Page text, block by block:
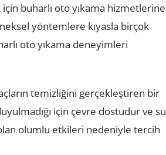
için buharlı oto yıkama hizmetlerine
yöntemlere kıyasla birçok
oto yıkama deneyimleri
temizliğini gerçekleştiren bir
için çevre dostudur ve su
olumlu etkileri nedeniyle tercih